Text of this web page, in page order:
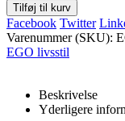
Tilføj til kurv
Facebook Twitter
Varenummer (SKU):
EGO livsstil
Beskrivelse
Yderligere